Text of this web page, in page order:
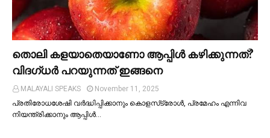
തൊലി കളയാതെയാണോ ആപ്പിള്‍ കഴിക്കുന്നത്?
വിദഗ്ധര്‍ പറയുന്നത് ഇങ്ങനെ
MALAYALI SPEAKS
November 11, 2025
പ്രതിരോധശേഷി വർദ്ധിപ്പിക്കാനും കൊളസ്‌ട്രോള്‍, പ്രമേഹം എന്നിവ
നിയന്ത്രിക്കാനും ആപ്പിള്‍…